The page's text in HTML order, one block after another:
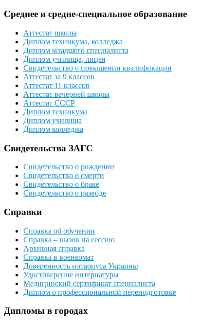
Среднее и средне-специальное образование
Аттестат школы
Диплом техникума, колледжа
Диплом младшего специалиста
Диплом училища, лицея
Свидетельство о повышении квалификации
Аттестат за 9 классов
Аттестат 11 классов
Аттестат вечерней школы
Аттестат СССР
Диплом техникума
Диплом училища
Диплом колледжа
Свидетельства ЗАГС
Свидетельство о рождении
Свидетельство о смерти
Свидетельство о браке
Свидетельство о разводе
Справки
Справка об обучении
Справка – вызов на сессию
Архивная справка
Справка в военкомат
Доверенность нотариуса Украины
Удостоверение интернатуры
Медицинский сертификат специалиста
Диплом о профессиональной переподготовке
Дипломы в городах